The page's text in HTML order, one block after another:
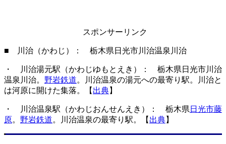
スポンサーリンク
■ 川治（かわじ）： 栃木県日光市川治温泉川治
・ 川治湯元駅（かわじゆもとえき）： 栃木県日光市川治
温泉川治。 野岩鉄道。川治温泉の湯元への最寄り駅。川治と
は河原に開けた集落。【 出典】
・ 川治温泉駅（かわじおんせんえき）： 栃木県 日光市藤
原。 野岩鉄道。川治温泉の最寄り駅。【 出典】